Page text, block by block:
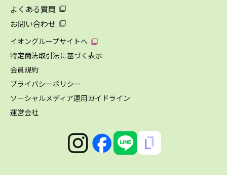
よくある質問
お問い合わせ
イオングループサイトへ
特定商法取引法に基づく表示
会員規約
プライバシーポリシー
ソーシャルメディア運用ガイドライン
運営会社